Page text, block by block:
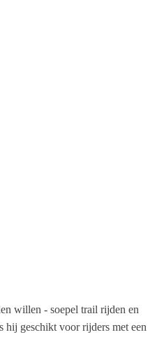
willen - soepel trail rijden en
hij geschikt voor rijders met een